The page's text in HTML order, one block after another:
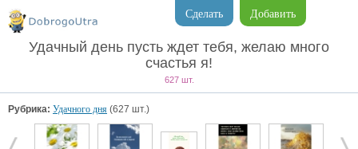
Добавить
Сделать
Удачный день пусть ждет тебя, желаю много
счастья я!
627 шт.
Рубрика: Удачного дня (627 шт.)